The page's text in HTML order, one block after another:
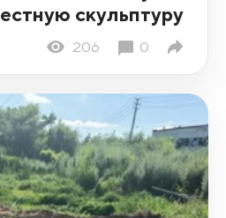
скульптуру
206 0